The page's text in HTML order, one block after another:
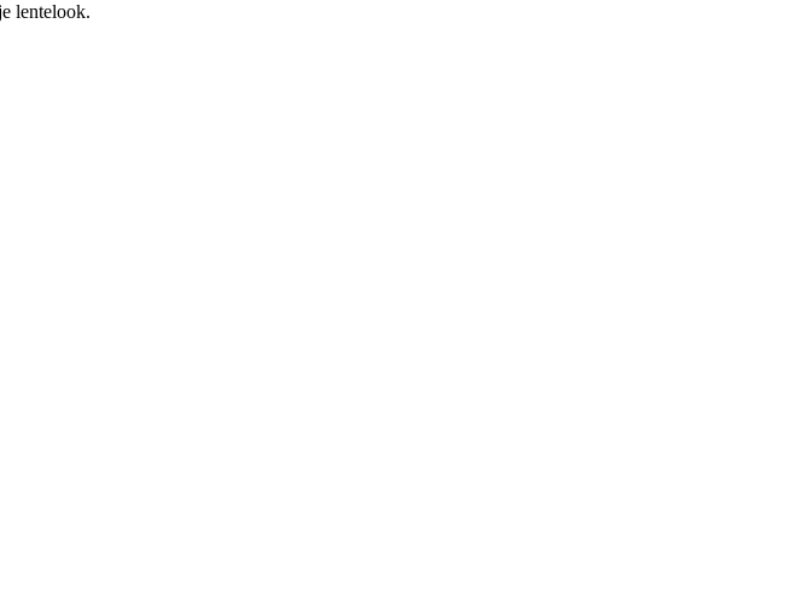
lentelook.